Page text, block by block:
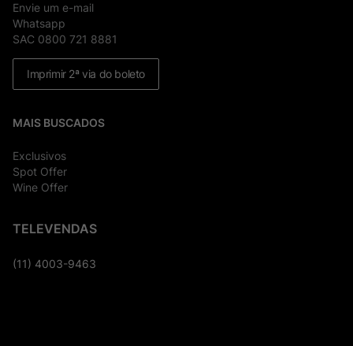
Envie um e-mail
Whatsapp
SAC 0800 721 8881
Imprimir 2ª via do boleto
MAIS BUSCADOS
Exclusivos
Spot Offer
Wine Offer
TELEVENDAS
(11) 4003-9463